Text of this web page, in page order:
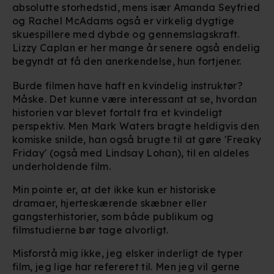
Du kan altid trække dit samtykke tilbage eller ændre
indstillinger fra vores "Cookiedeklaration". Dine valg
anvendes på hele websitet.
optimere dit besøg på vores hjemmeside. Det gør vi for
at sikre funktionalitet, generere statistik, huske dine
præferencer og til markedsføring.
Når vi anvender cookies, behandler vi kortvarigt din IP-
adresse. IP-adressen kan blive delt med vores
behandling af dine personoplysninger i både vores
privatlivspolitikog cookiepolitik .
absolutte storhedstid, mens især Amanda Seyfried
og Rachel McAdams også er virkelig dygtige
skuespillere med dybde og gennemslagskraft.
Lizzy Caplan er her mange år senere også endelig
begyndt at få den anerkendelse, hun fortjener.
Burde filmen have haft en kvindelig instruktør?
Måske. Det kunne være interessant at se, hvordan
historien var blevet fortalt fra et kvindeligt
perspektiv. Men Mark Waters bragte heldigvis den
komiske snilde, han også brugte til at gøre 'Freaky
Friday' (også med Lindsay Lohan), til en aldeles
underholdende film.
Min pointe er, at det ikke kun er historiske
dramaer, hjerteskærende skæbner eller
gangsterhistorier, som både publikum og
filmstudierne bør tage alvorligt.
Misforstå mig ikke, jeg elsker inderligt de typer
film, jeg lige har refereret til. Men jeg vil gerne